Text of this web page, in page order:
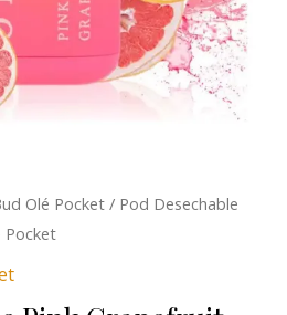
Olé Pocket / Pod Desechable
Pocket